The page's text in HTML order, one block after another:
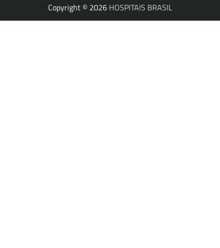
Copyright © 2026 HOSPITAIS BRASIL